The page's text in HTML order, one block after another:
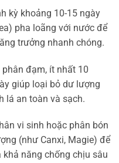
kỳ khoảng 10-15 ngày
pha loãng với nước để
trưởng nhanh chóng.
đạm, ít nhất 10
giúp loại bỏ dư lượng
lá an toàn và sạch.
vi sinh hoặc phân bón
(như Canxi, Magie) để
năng chống chịu sâu